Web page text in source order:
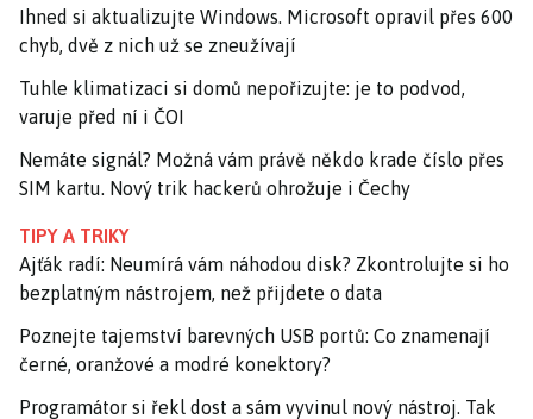
Ihned si aktualizujte Windows. Microsoft opravil přes 600
chyb, dvě z nich už se zneužívají
Tuhle klimatizaci si domů nepořizujte: je to podvod,
varuje před ní i ČOI
Nemáte signál? Možná vám právě někdo krade číslo přes
SIM kartu. Nový trik hackerů ohrožuje i Čechy
TIPY A TRIKY
Ajťák radí: Neumírá vám náhodou disk? Zkontrolujte si ho
bezplatným nástrojem, než přijdete o data
Poznejte tajemství barevných USB portů: Co znamenají
černé, oranžové a modré konektory?
Programátor si řekl dost a sám vyvinul nový nástroj. Tak